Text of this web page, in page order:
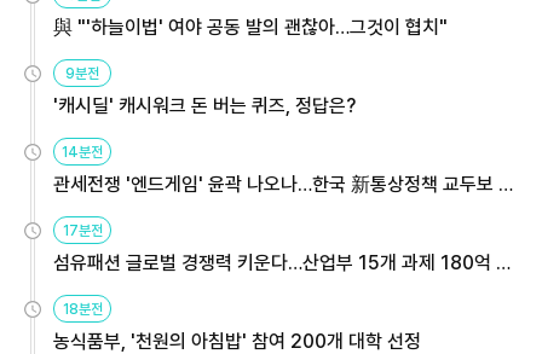
與 "'하늘이법' 여야 공동 발의 괜찮아…그것이 협치"
9분전
'캐시딜' 캐시워크 돈 버는 퀴즈, 정답은?
14분전
관세전쟁 '엔드게임' 윤곽 나오나…한국 新통상정책 교두보 활
17분전
섬유패션 글로벌 경쟁력 키운다…산업부 15개 과제 180억 지
18분전
농식품부, '천원의 아침밥' 참여 200개 대학 선정